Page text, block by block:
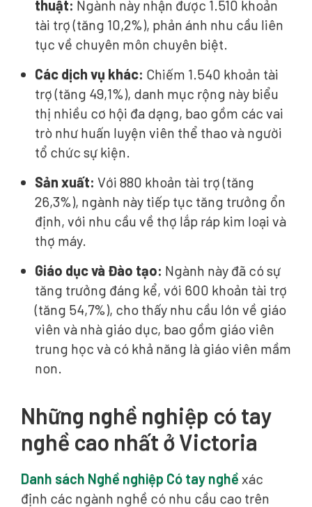
thuật: Ngành này nhận được 1.510 khoản
tài trợ (tăng 10,2%), phản ánh nhu cầu liên
tục về chuyên môn chuyên biệt.
Các dịch vụ khác: Chiếm 1.540 khoản tài
trợ (tăng 49,1%), danh mục rộng này biểu
thị nhiều cơ hội đa dạng, bao gồm các vai
trò như huấn luyện viên thể thao và người
tổ chức sự kiện.
Sản xuất: Với 880 khoản tài trợ (tăng
26,3%), ngành này tiếp tục tăng trưởng ổn
định, với nhu cầu về thợ lắp ráp kim loại và
thợ máy.
Giáo dục và Đào tạo: Ngành này đã có sự
tăng trưởng đáng kể, với 600 khoản tài trợ
(tăng 54,7%), cho thấy nhu cầu lớn về giáo
viên và nhà giáo dục, bao gồm giáo viên
trung học và có khả năng là giáo viên mầm
non.
Những nghề nghiệp có tay
nghề cao nhất ở Victoria
Danh sách Nghề nghiệp Có tay nghề xác
định các ngành nghề có nhu cầu cao trên